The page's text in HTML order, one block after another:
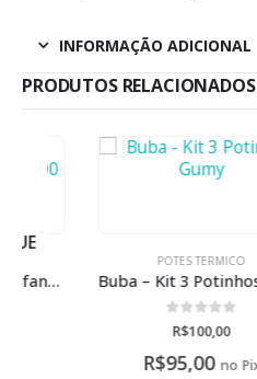
INFORMAÇÃO ADICIONAL
PRODUTOS RELACIONADOS
POTES TERMICO
Buba – Kit 3 Potinhos Gumy
no Pix